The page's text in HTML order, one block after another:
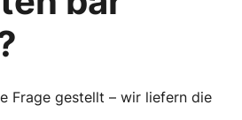
Frage gestellt – wir liefern die